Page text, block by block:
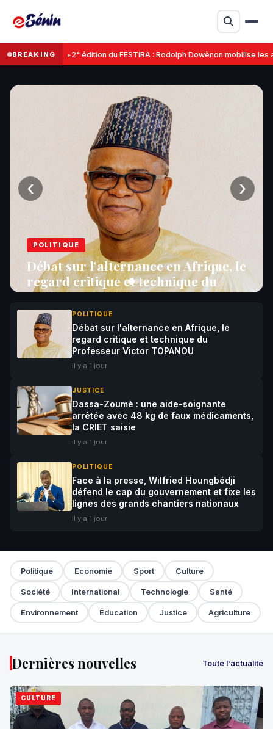
BREAKING 2ᵉ édition du FESTIRA : Rodolph Dowènon mobilise
il y a 20 heures 0 commentairesLa Flamme du Golfe
POLITIQUE
Débat sur l'alternance en Afrique, le
regard critique et technique du
Professeur Victor TOPANOU
il y a 1 jour 0 commentaires
0 commentairesLa Flamme du Golfe
il y a 1 jour0 commentairesLa Flamme du Golfe
0 commentairesLa Flamme du Golfe
‹ ›
POLITIQUE
Débat sur l'alternance en Afrique, le
regard critique et technique du
Professeur Victor TOPANOU
il y a 1 jour
JUSTICE
Dassa-Zoumè : une aide-soignante
arrêtée avec 48 kg de faux médicaments,
la CRIET saisie
il y a 1 jour
POLITIQUE
Face à la presse, Wilfried Houngbédji
défend le cap du gouvernement et fixe les
lignes des grands chantiers nationaux
il y a 1 jour
Politique Économie Sport Culture
Société International Technologie Santé
Environnement Éducation Justice Agriculture
Dernières nouvelles Toute l'actualité
CULTURE